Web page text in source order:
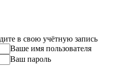
в свою учётную запись
Ваше имя пользователя
Ваш пароль